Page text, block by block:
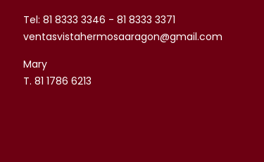
Tel: 81 8333 3346 - 81 8333 3371
ventasvistahermosaaragon@gmail.com
Mary
T. 81 1786 6213